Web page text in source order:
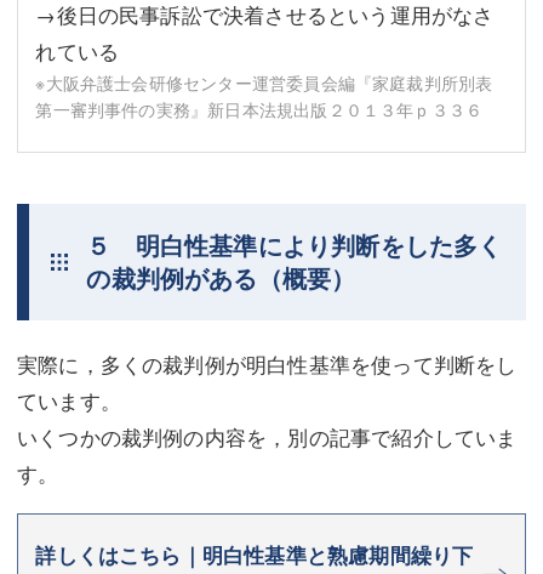
→後日の民事訴訟で決着させるという運用がなさ
れている
※大阪弁護士会研修センター運営委員会編『家庭裁判所別表
第一審判事件の実務』新日本法規出版２０１３年ｐ３３６
５ 明白性基準により判断をした多く
の裁判例がある（概要）
実際に，多くの裁判例が明白性基準を使って判断をし
ています。
いくつかの裁判例の内容を，別の記事で紹介していま
す。
詳しくはこちら｜明白性基準と熟慮期間繰り下